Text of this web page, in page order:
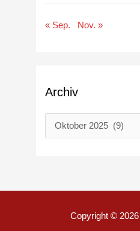
« Sep. Nov. »
Archiv
Copyright © 2026